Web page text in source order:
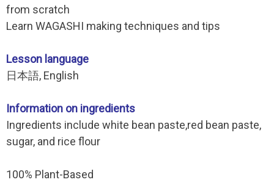
from scratch
Learn WAGASHI making techniques and tips
Lesson language
日本語, English
Information on ingredients
Ingredients include white bean paste,red bean paste,
sugar, and rice flour
100% Plant-Based